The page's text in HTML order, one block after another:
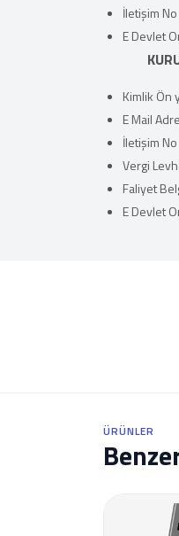
İletişim No
E Devlet
Kimlik Ön
E Mail
İletişim No
Vergi
Faliyet
E Devlet
ÜRÜNLER